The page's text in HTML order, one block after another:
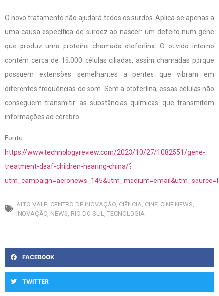
O novo tratamento não ajudará todos os surdos. Aplica-se apenas a
uma causa específica de surdez ao nascer: um defeito num gene
que produz uma proteína chamada otoferlina. O ouvido interno
contém cerca de 16.000 células ciliadas, assim chamadas porque
possuem extensões semelhantes a pentes que vibram em
diferentes frequências de som. Sem a otoferlina, essas células não
conseguem transmitir as substâncias químicas que transmitem
informações ao cérebro.
Fonte:
https://www.technologyreview.com/2023/10/27/1082551/gene-
treatment-deaf-children-hearing-china/?
ALTO VALE, CENTRO DE INOVAÇÃO, CIÊNCIA, CINF, CINF NEWS,
INOVAÇÃO, NEWS, RIO DO SUL, TECNOLOGIA
FACEBOOK
TWITTER